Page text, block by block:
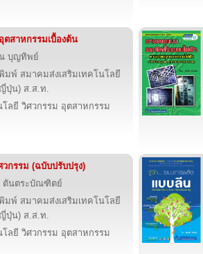
ตสาหกรรมเบื้องต้น
บุญทิพย์
มพ์ สมาคมส่งเสริมเทคโนโลยี
ปุ่น) ส.ส.ท.
โลยี วิศวกรรม อุตสาหกรรม
วกรรม (ฉบับปรับปรุง)
ตันตระบัณฑิตย์
มพ์ สมาคมส่งเสริมเทคโนโลยี
ปุ่น) ส.ส.ท.
โลยี วิศวกรรม อุตสาหกรรม